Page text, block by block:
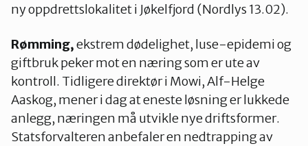
ny oppdrettslokalitet i Jøkelfjord (Nordlys 13.02).
Rømming,ekstrem dødelighet, luse-epidemi og
giftbruk peker mot en næring som er ute av
kontroll. Tidligere direktør i Mowi, Alf-Helge
Aaskog, mener i dag at eneste løsning er lukkede
anlegg, næringen må utvikle nye driftsformer.
Statsforvalteren anbefaler en nedtrapping av